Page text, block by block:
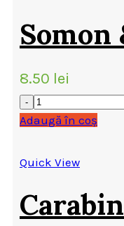
Somon
8.50 lei
Adaugă în coș
Quick View